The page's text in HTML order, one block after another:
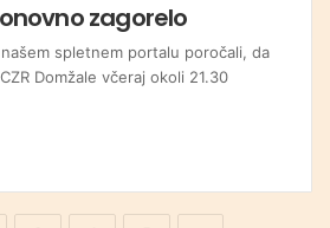
zagorelo
spletnem portalu poročali, da
Domžale včeraj okoli 21.30